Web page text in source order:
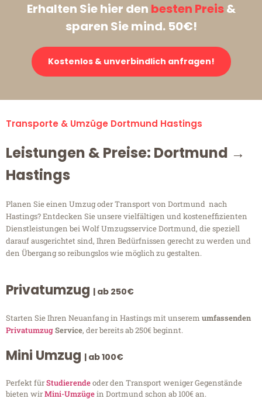
Erhalten Sie hier den besten Preis&
sparen Sie mind. 50€!
Kostenlos & unverbindlich anfragen!
Transporte & Umzüge Dortmund Hastings
Leistungen & Preise: Dortmund →
Hastings
Planen Sie einen Umzug oder Transport von Dortmund nach
Hastings? Entdecken Sie unsere vielfältigen und kosteneffizienten
Dienstleistungen bei Wolf Umzugsservice Dortmund, die speziell
darauf ausgerichtet sind, Ihren Bedürfnissen gerecht zu werden und
den Übergang so reibungslos wie möglich zu gestalten.
Privatumzug | ab 250€
Starten Sie Ihren Neuanfang in Hastings mit unserem umfassenden
PrivatumzugService, der bereits ab 250€ beginnt.
Mini Umzug | ab 100€
Perfekt fürStudierendeoder den Transport weniger Gegenstände
bieten wirMini-Umzügein Dortmund schon ab 100€ an.